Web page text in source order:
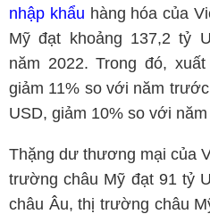
nhập khẩu hàng hóa của
Mỹ đạt khoảng 137,2 tỷ
năm 2022. Trong đó,
giảm 11% so với năm
USD, giảm 10% so với
Thặng dư thương mại của
trường châu Mỹ đạt 91 tỷ
châu Âu, thị trường châu